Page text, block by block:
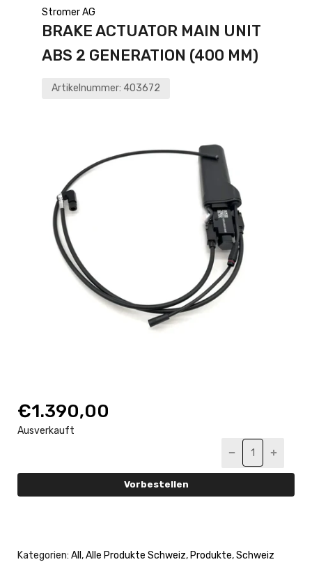
Stromer AG
BRAKE ACTUATOR MAIN UNIT
ABS 2 GENERATION (400 MM)
Artikelnummer: 403672
€1.390,00
Ausverkauft
Vorbestellen
Kategorien: All ,Alle Produkte Schweiz, Produkte,Schweiz